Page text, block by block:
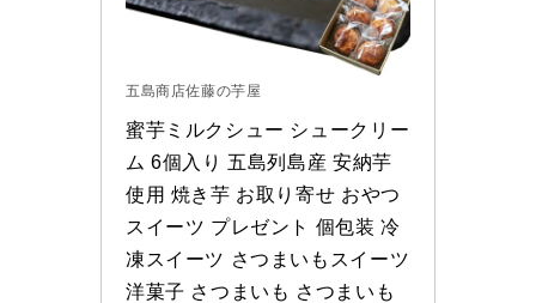
五島商店佐藤の芋屋
蜜芋ミルクシュー シュークリー
ム 6個入り 五島列島産 安納芋
使用 焼き芋 お取り寄せ おやつ
スイーツ プレゼント 個包装 冷
凍スイーツ さつまいもスイーツ
洋菓子 さつまいも さつまいも